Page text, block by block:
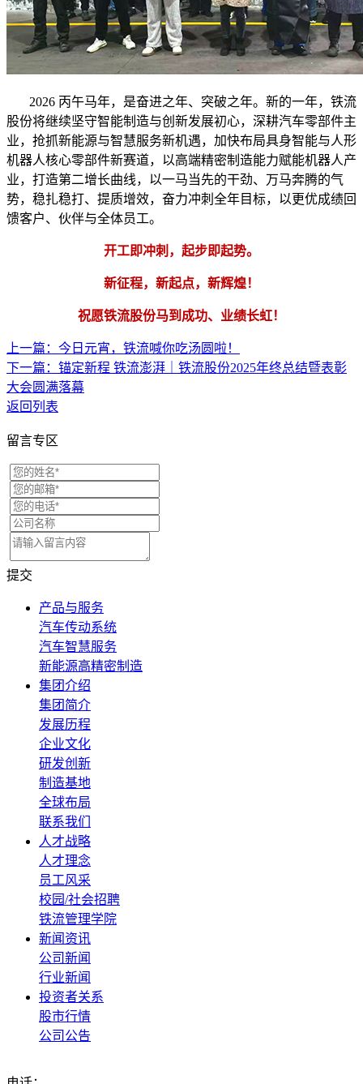
2026 丙午马年，是奋进之年、突破之年。新的一年，铁流
股份将继续坚守智能制造与创新发展初心，深耕汽车零部件主
业，抢抓新能源与智慧服务新机遇，加快布局具身智能与人形
机器人核心零部件新赛道，以高端精密制造能力赋能机器人产
业，打造第二增长曲线，以一马当先的干劲、万马奔腾的气
势，稳扎稳打、提质增效，奋力冲刺全年目标，以更优成绩回
馈客户、伙伴与全体员工。
开工即冲刺，起步即起势。
新征程，新起点，新辉煌！
祝愿铁流股份马到成功、业绩长虹！
上一篇：今日元宵，铁流喊你吃汤圆啦！
下一篇：锚定新程 铁流澎湃｜铁流股份2025年终总结暨表彰
大会圆满落幕
返回列表
留言专区
提交
产品与服务
汽车传动系统
汽车智慧服务
新能源高精密制造
集团介绍
集团简介
发展历程
企业文化
研发创新
制造基地
全球布局
联系我们
人才战略
人才理念
员工风采
校园/社会招聘
铁流管理学院
新闻资讯
公司新闻
行业新闻
投资者关系
股市行情
公司公告